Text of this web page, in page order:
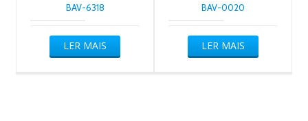
BAV-6318
LER MAIS
BAV-0020
LER MAIS